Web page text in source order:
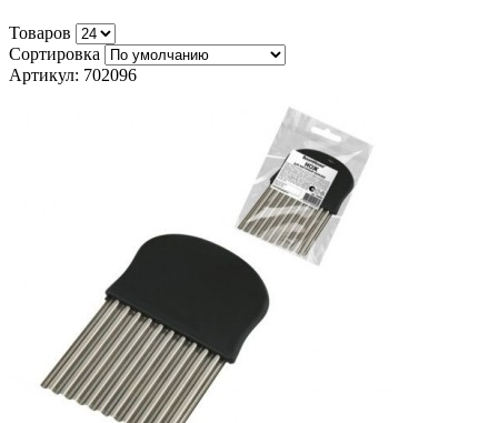
Товаров
Сортировка
Артикул: 702096